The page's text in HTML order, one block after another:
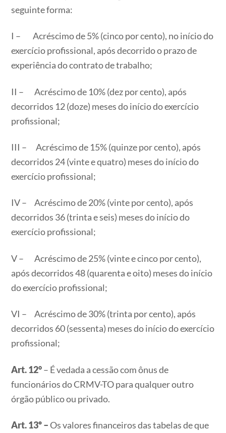
seguinte forma:
I – Acréscimo de 5% (cinco por cento), no início do
exercício profissional, após decorrido o prazo de
experiência do contrato de trabalho;
II – Acréscimo de 10% (dez por cento), após
decorridos 12 (doze) meses do início do exercício
profissional;
III – Acréscimo de 15% (quinze por cento), após
decorridos 24 (vinte e quatro) meses do início do
exercício profissional;
IV – Acréscimo de 20% (vinte por cento), após
decorridos 36 (trinta e seis) meses do início do
exercício profissional;
V – Acréscimo de 25% (vinte e cinco por cento),
após decorridos 48 (quarenta e oito) meses do início
do exercício profissional;
VI – Acréscimo de 30% (trinta por cento), após
decorridos 60 (sessenta) meses do início do exercício
profissional;
Art. 12°– É vedada a cessão com ônus de
funcionários do CRMV-TO para qualquer outro
órgão público ou privado.
Art. 13º –Os valores financeiros das tabelas de que